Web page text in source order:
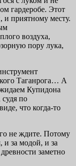
гардеробе. Этот
и приятному месту.
воздуха,
пору лука,
Таганрога… А
Купидона
судя по
что когда-то
не ждите. Потому
и за модой, и за
заметно